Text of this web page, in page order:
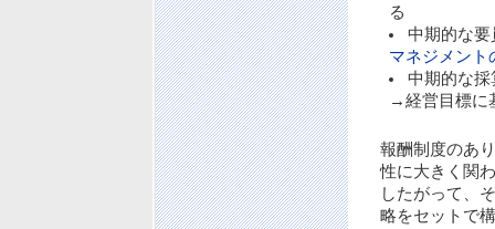
る
中期的な
マネジメント
中期的な
→経営目標に
報酬制度のあ
性に大きく関
したがって、
略をセットで